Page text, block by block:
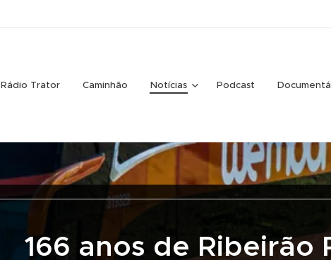
Rádio Trator Caminhão Notícias Podcast
166 anos de Ribeirão